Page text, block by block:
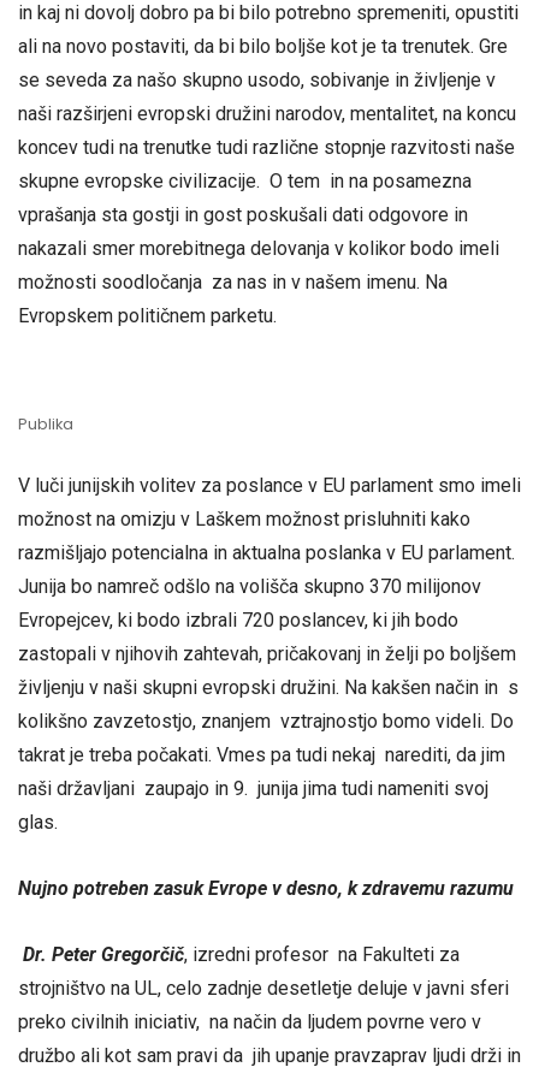
in kaj ni dovolj dobro pa bi bilo potrebno spremeniti, opustiti
ali na novo postaviti, da bi bilo boljše kot je ta trenutek. Gre
se seveda za našo skupno usodo, sobivanje in življenje v
naši razširjeni evropski družini narodov, mentalitet, na koncu
koncev tudi na trenutke tudi različne stopnje razvitosti naše
skupne evropske civilizacije. O tem in na posamezna
vprašanja sta gostji in gost poskušali dati odgovore in
nakazali smer morebitnega delovanja v kolikor bodo imeli
možnosti soodločanja za nas in v našem imenu. Na
Evropskem političnem parketu.
Publika
V luči junijskih volitev za poslance v EU parlament smo imeli
možnost na omizju v Laškem možnost prisluhniti kako
razmišljajo potencialna in aktualna poslanka v EU parlament.
Junija bo namreč odšlo na volišča skupno 370 milijonov
Evropejcev, ki bodo izbrali 720 poslancev, ki jih bodo
zastopali v njihovih zahtevah, pričakovanj in želji po boljšem
življenju v naši skupni evropski družini. Na kakšen način in s
kolikšno zavzetostjo, znanjem vztrajnostjo bomo videli. Do
takrat je treba počakati. Vmes pa tudi nekaj narediti, da jim
naši državljani zaupajo in 9. junija jima tudi nameniti svoj
glas.
Nujno potreben zasuk Evrope v desno, k zdravemu razumu
Dr. Peter Gregorčič, izredni profesor na Fakulteti za
strojništvo na UL, celo zadnje desetletje deluje v javni sferi
preko civilnih iniciativ, na način da ljudem povrne vero v
družbo ali kot sam pravi da jih upanje pravzaprav ljudi drži in